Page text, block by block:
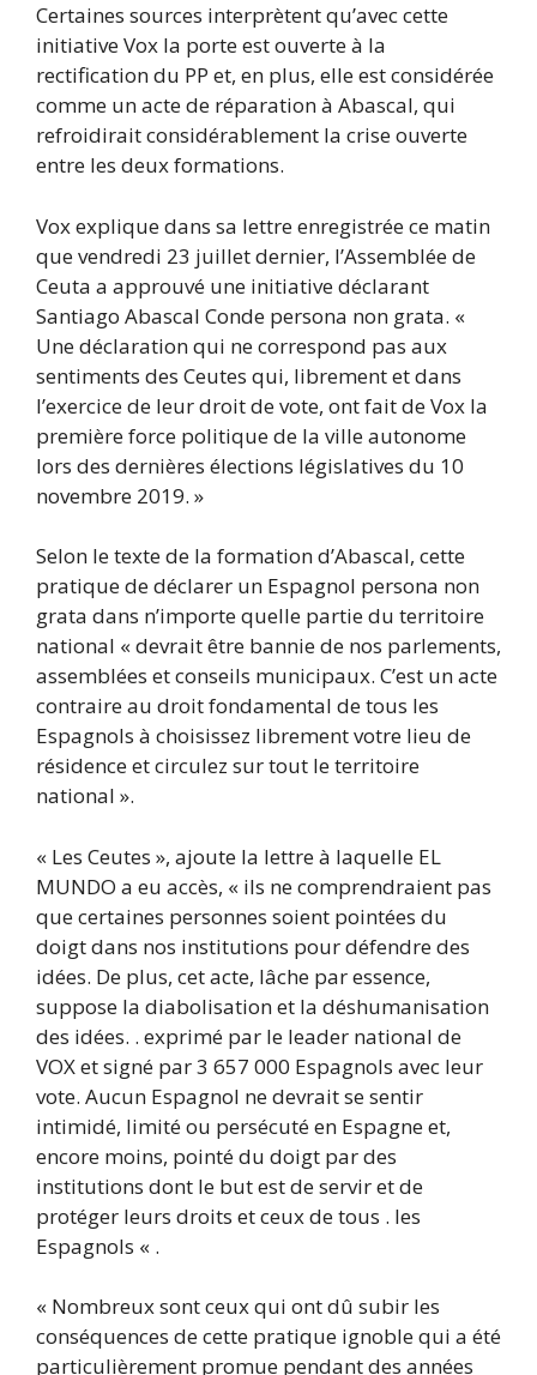
Certaines sources interprètent qu’avec cette
initiative Vox la porte est ouverte à la
rectification du PP et, en plus, elle est considérée
comme un acte de réparation à Abascal, qui
refroidirait considérablement la crise ouverte
entre les deux formations.
Vox explique dans sa lettre enregistrée ce matin
que vendredi 23 juillet dernier, l’Assemblée de
Ceuta a approuvé une initiative déclarant
Santiago Abascal Conde persona non grata. «
Une déclaration qui ne correspond pas aux
sentiments des Ceutes qui, librement et dans
l’exercice de leur droit de vote, ont fait de Vox la
première force politique de la ville autonome
lors des dernières élections législatives du 10
novembre 2019. »
Selon le texte de la formation d’Abascal, cette
pratique de déclarer un Espagnol persona non
grata dans n’importe quelle partie du territoire
national « devrait être bannie de nos parlements,
assemblées et conseils municipaux. C’est un acte
contraire au droit fondamental de tous les
Espagnols à choisissez librement votre lieu de
résidence et circulez sur tout le territoire
national ».
« Les Ceutes », ajoute la lettre à laquelle EL
MUNDO a eu accès, « ils ne comprendraient pas
que certaines personnes soient pointées du
doigt dans nos institutions pour défendre des
idées. De plus, cet acte, lâche par essence,
suppose la diabolisation et la déshumanisation
des idées. . exprimé par le leader national de
VOX et signé par 3 657 000 Espagnols avec leur
vote. Aucun Espagnol ne devrait se sentir
intimidé, limité ou persécuté en Espagne et,
encore moins, pointé du doigt par des
institutions dont le but est de servir et de
protéger leurs droits et ceux de tous . les
Espagnols « .
« Nombreux sont ceux qui ont dû subir les
conséquences de cette pratique ignoble qui a été
particulièrement promue pendant des années